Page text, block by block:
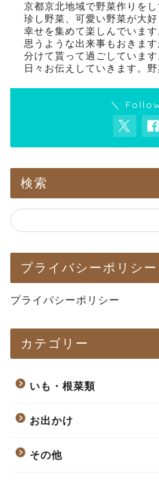
京都京北地域で野菜作りを
珍し野菜、可愛い野菜が大
幸せを集めて楽しんでいま
思うような出来事もおきま
分けて貰って過ごしていま
日々お伝えしていきます。
＼
検索
プライバシーポリシー
プライバシーポリシー
カテゴリー
いも・根菜類
お出かけ
その他